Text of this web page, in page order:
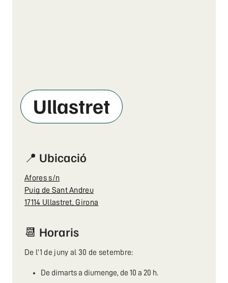
Ullastret
📍 Ubicació
Afores s/n
Puig de Sant Andreu
17114 Ullastret, Girona
📆 Horaris
De l'1 de juny al 30 de setembre:
De dimarts a diumenge, de 10 a 20 h.